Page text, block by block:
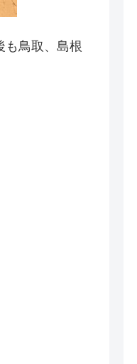
も鳥取、島根